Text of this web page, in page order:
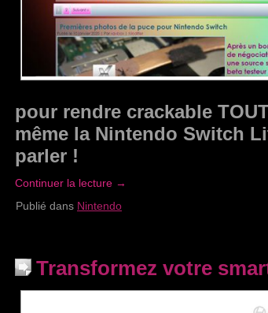
pour rendre crackable
même la Nintendo Switch
parler !
Continuer la lecture →
Publié dans Nintendo
Transformez votre